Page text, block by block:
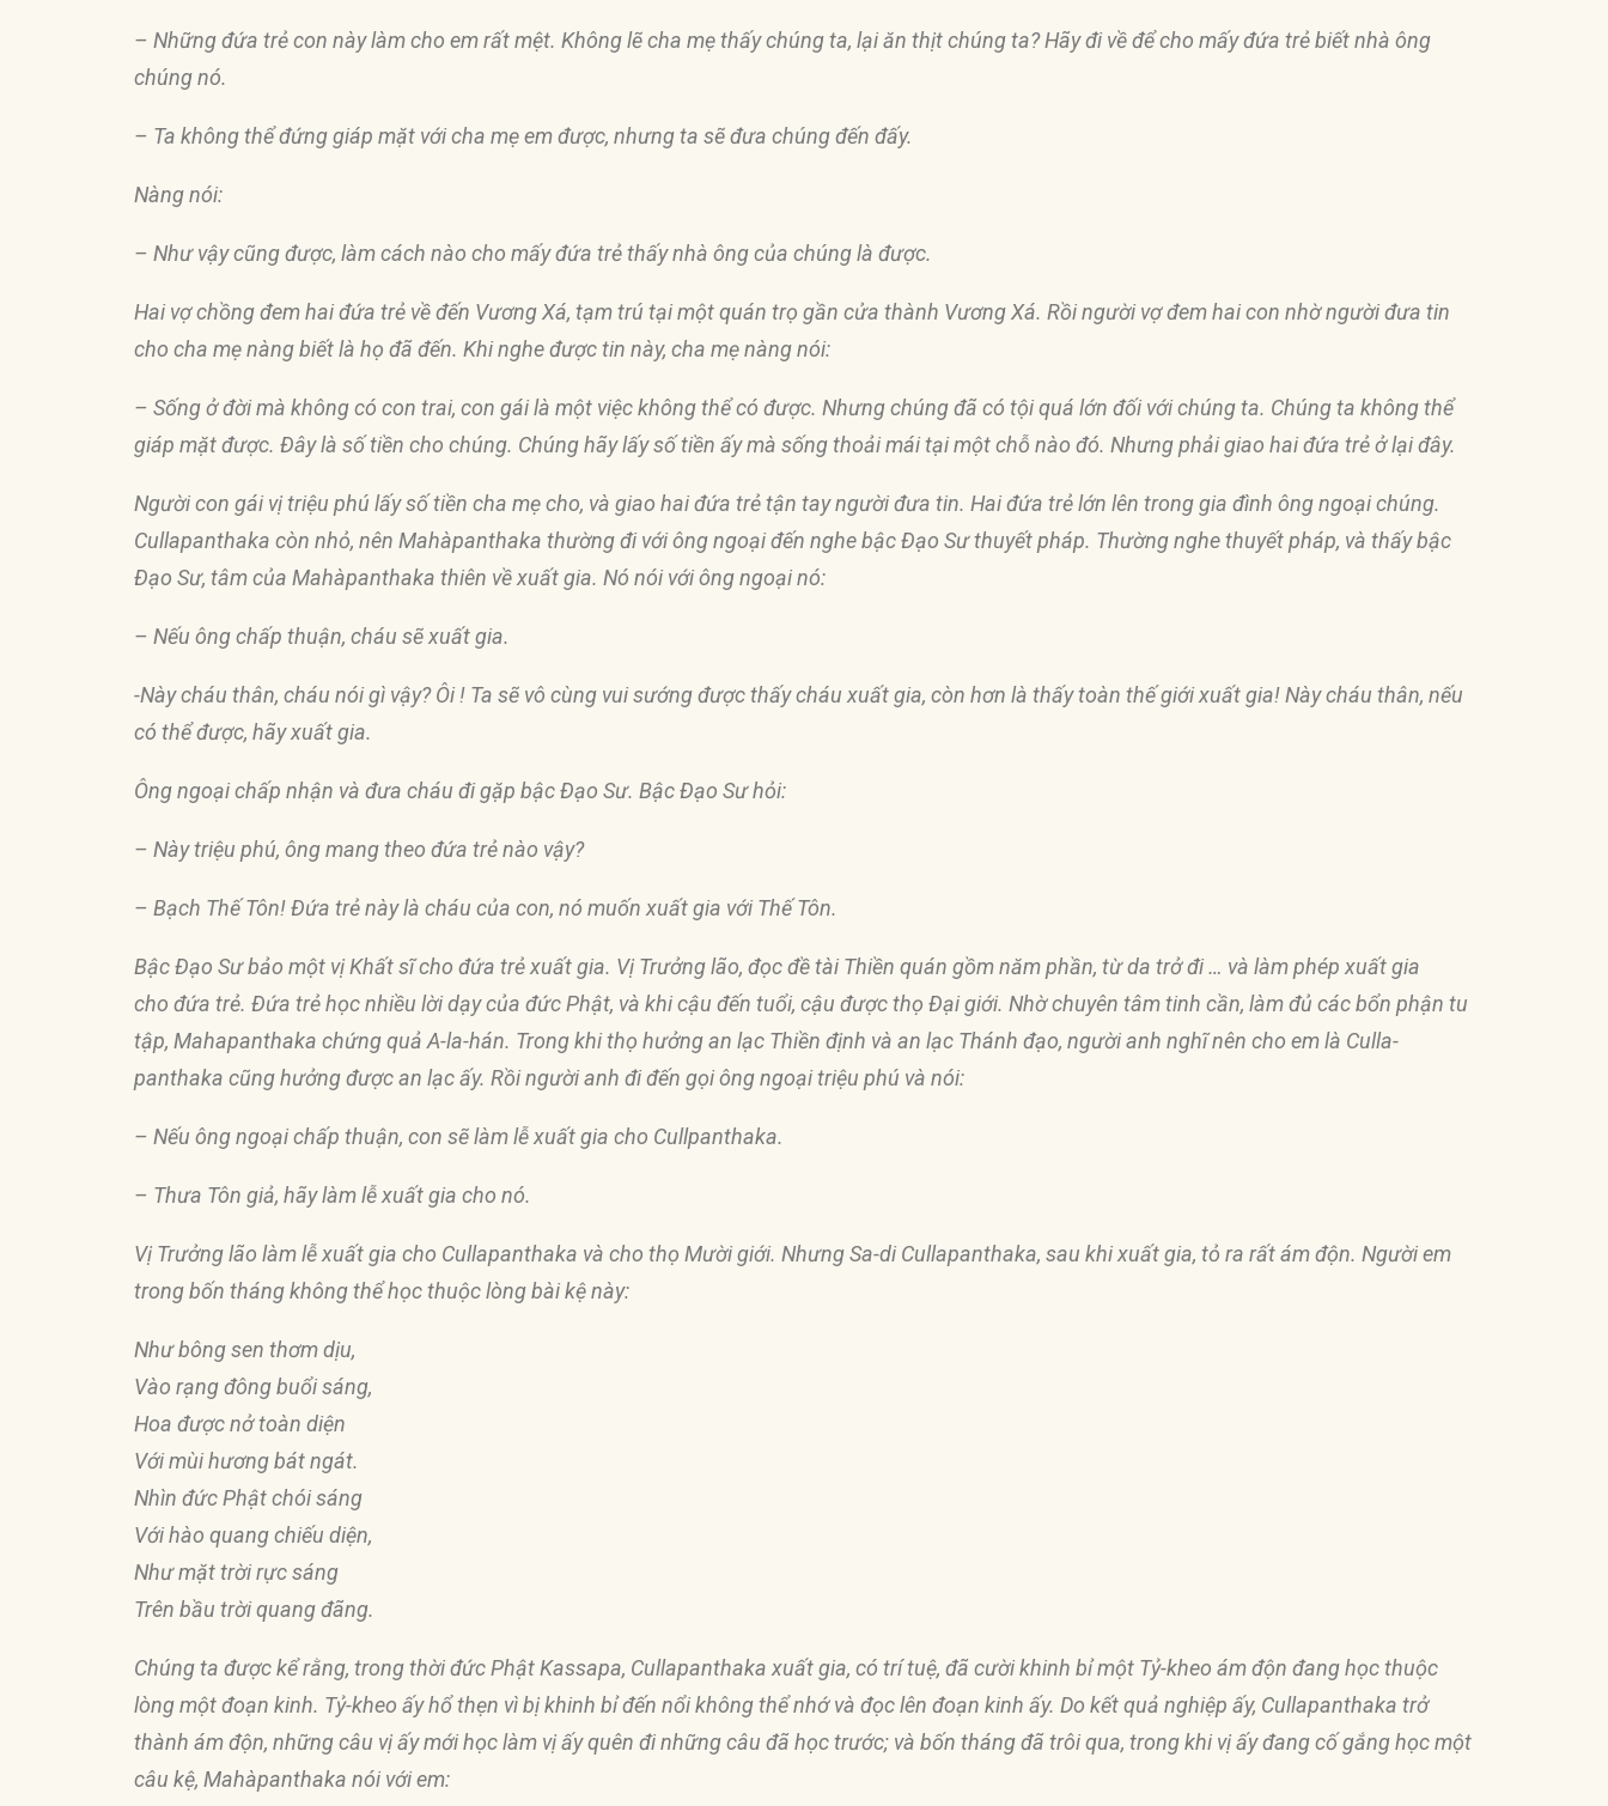
– Nhữngđứa trẻ con này làm cho em rất mệt. Không lẽ cha mẹ thấy chúng ta, lạiăn thịt chúng ta? Hãyđi vềđểcho mấyđứa trẻ biết nhà ông
chúng nó.
– Ta không thểđứng giáp mặt với cha mẹ emđược, nhưng ta sẽđưa chúngđến đấy.
Nàng nói:
– Như vậy cũngđược, làm cách nào cho mấyđứa trẻ thấy nhà ông của chúng là được.
Hai vợ chồngđem haiđứa trẻ vềđến Vương Xá, tạm trú tại một quán trọ gần cửa thành Vương Xá. Rồi người vợđem hai con nhờ ngườiđưa tin
cho cha mẹ nàng biết là họ đã đến. Khi ngheđược tin này, cha mẹ nàng nói:
– Sống ởđời mà không có con trai, con gái là một việc không thể có được. Nhưng chúngđã có tội quá lớn đối với chúng ta. Chúng ta không thể
giáp mặtđược. Ðây là số tiền cho chúng. Chúng hãy lấy số tiền ấy mà sống thoải mái tại một chỗ nào đó. Nhưng phải giao haiđứa trẻ ở lạiđây.
Người con gái vị triệu phú lấy số tiền cha mẹ cho, và giao haiđứa trẻ tận tay ngườiđưa tin. Haiđứa trẻ lớn lên trong gia đình ông ngoại chúng.
Cullapanthaka còn nhỏ, nên Mahàpanthaka thườngđi với ông ngoạiđến nghe bậc Ðạo Sư thuyết pháp. Thường nghe thuyết pháp, và thấy bậc
Ðạo Sư, tâm của Mahàpanthaka thiên về xuất gia. Nó nói với ông ngoại nó:
– Nếu ông chấp thuận, cháu sẽ xuất gia.
-Này cháu thân, cháu nói gì vậy? Ôi ! Ta sẽ vô cùng vui sướngđược thấy cháu xuất gia, còn hơn là thấy toàn thế giới xuất gia! Này cháu thân, nếu
có thểđược, hãy xuất gia.
Ông ngoại chấp nhận và đưa cháu đi gặp bậc Ðạo Sư. Bậc Ðạo Sư hỏi:
– Này triệu phú, ông mang theo đứa trẻ nào vậy?
– Bạch Thế Tôn! Ðứa trẻ này là cháu của con, nó muốn xuất gia với Thế Tôn.
Bậc Ðạo Sư bảo một vị Khất sĩ cho đứa trẻ xuất gia. Vị Trưởng lão, đọcđềtài Thiền quán gồm năm phần, từ da trởđi … và làm phép xuất gia
cho đứa trẻ. Ðứa trẻ học nhiều lời dạy của đức Phật, và khi cậu đến tuổi, cậu được thọ Ðại giới. Nhờ chuyên tâm tinh cần, làmđủ các bổn phận tu
tập, Mahapanthaka chứng quả A-la-hán. Trong khi thọ hưởng an lạc Thiền định và an lạc Thánh đạo, người anh nghĩ nên cho em là Culla-
panthaka cũng hưởngđược an lạc ấy. Rồi người anh điđến gọi ông ngoại triệu phú và nói:
– Nếu ông ngoại chấp thuận, con sẽ làm lễ xuất gia cho Cullpanthaka.
– Thưa Tôn giả, hãy làm lễ xuất gia cho nó.
Vị Trưởng lão làm lễ xuất gia cho Cullapanthaka và cho thọ Mười giới. Nhưng Sa-di Cullapanthaka, sau khi xuất gia, tỏ ra rất ámđộn. Người em
trong bốn tháng không thể học thuộc lòng bài kệ này:
Như bông sen thơm dịu,
Vào rạngđông buổi sáng,
Hoa được nở toàn diện
Với mùi hương bát ngát.
Nhìn đức Phật chói sáng
Với hào quang chiếu diện,
Như mặt trời rực sáng
Trên bầu trời quangđãng.
Chúng ta được kể rằng, trong thờiđức Phật Kassapa, Cullapanthaka xuất gia, có trí tuệ, đã cười khinh bỉ một Tỷ-kheo ámđộn đang học thuộc
lòng mộtđoạn kinh. Tỷ-kheo ấy hổ thẹn vì bị khinh bỉđến nổi không thể nhớ và đọc lên đoạn kinh ấy. Do kết quả nghiệp ấy, Cullapanthaka trở
thành ámđộn, những câu vị ấy mới học làm vị ấy quên đi những câu đã học trước; và bốn thángđã trôi qua, trong khi vị ấyđang cố gắng học một
câu kệ, Mahàpanthaka nói với em: